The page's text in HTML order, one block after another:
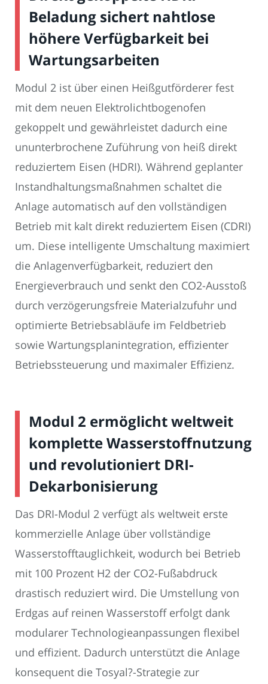
Beladung sichert nahtlose
höhere Verfügbarkeit bei
Wartungsarbeiten
Modul 2 ist über einen Heißgutförderer fest
mit dem neuen Elektrolichtbogenofen
gekoppelt und gewährleistet dadurch eine
ununterbrochene Zuführung von heiß direkt
reduziertem Eisen (HDRI). Während geplanter
Instandhaltungsmaßnahmen schaltet die
Anlage automatisch auf den vollständigen
Betrieb mit kalt direkt reduziertem Eisen (CDRI)
um. Diese intelligente Umschaltung maximiert
die Anlagenverfügbarkeit, reduziert den
Energieverbrauch und senkt den CO2-Ausstoß
durch verzögerungsfreie Materialzufuhr und
optimierte Betriebsabläufe im Feldbetrieb
sowie Wartungsplanintegration, effizienter
Betriebssteuerung und maximaler Effizienz.
Modul 2 ermöglicht weltweit
komplette Wasserstoffnutzung
und revolutioniert DRI-
Dekarbonisierung
Das DRI-Modul 2 verfügt als weltweit erste
kommerzielle Anlage über vollständige
Wasserstofftauglichkeit, wodurch bei Betrieb
mit 100 Prozent H2 der CO2-Fußabdruck
drastisch reduziert wird. Die Umstellung von
Erdgas auf reinen Wasserstoff erfolgt dank
modularer Technologieanpassungen flexibel
und effizient. Dadurch unterstützt die Anlage
konsequent die Tosyal?-Strategie zur